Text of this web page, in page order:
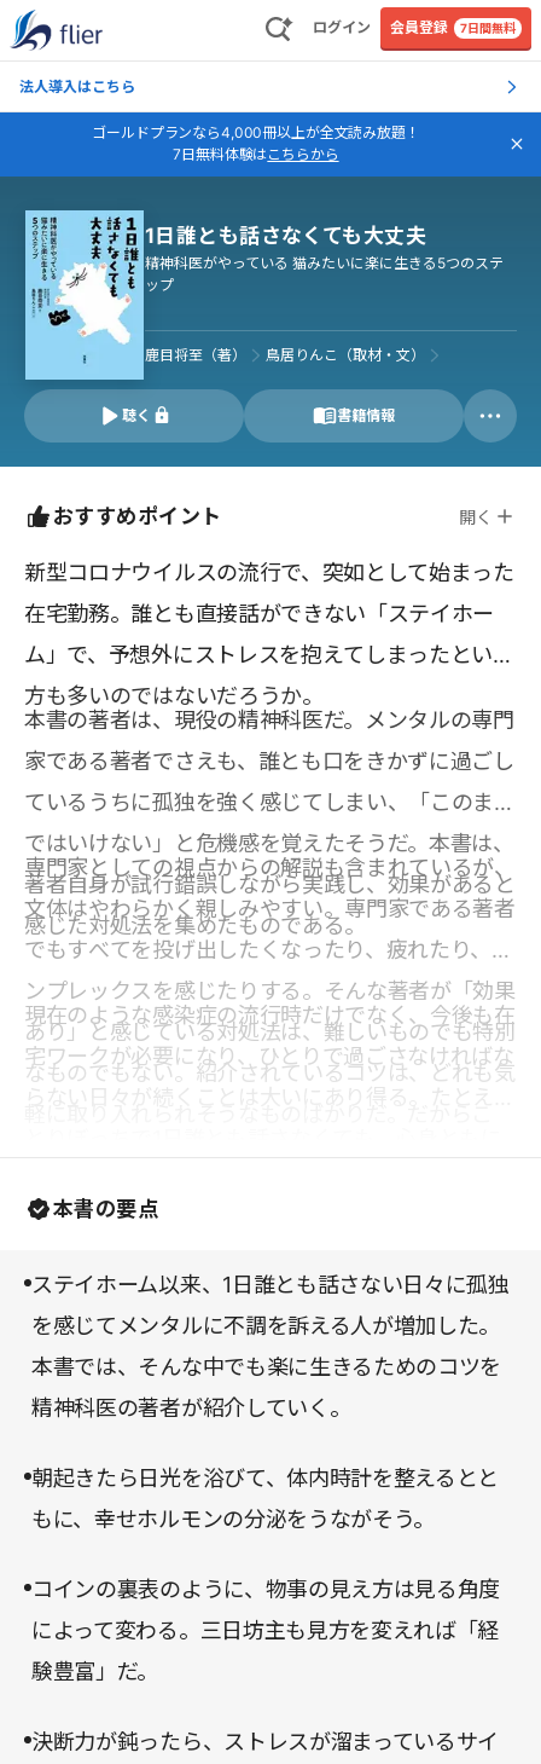
ログイン 会員登録 7日間無料
法人導入はこちら
ゴールドプランなら4,000冊以上が全文読み放題！
7日無料体験はこちらから
1日誰とも話さなくても大丈夫
精神科医がやっている 猫みたいに楽に生きる5つのステ
ップ
鹿目将至（著） 鳥居りんこ（取材・文）
聴く 書籍情報
おすすめポイント 開く
新型コロナウイルスの流行で、突如として始まった
在宅勤務。誰とも直接話ができない「ステイホー
ム」で、予想外にストレスを抱えてしまったという
方も多いのではないだろうか。
本書の著者は、現役の精神科医だ。メンタルの専門
家である著者でさえも、誰とも口をきかずに過ごし
ているうちに孤独を強く感じてしまい、「このまま
ではいけない」と危機感を覚えたそうだ。本書は、
著者自身が試行錯誤しながら実践し、効果があると
感じた対処法を集めたものである。
専門家としての視点からの解説も含まれているが、
文体はやわらかく親しみやすい。専門家である著者
でもすべてを投げ出したくなったり、疲れたり、コ
ンプレックスを感じたりする。そんな著者が「効果
あり」と感じている対処法は、難しいものでも特別
なものでもない。紹介されているコツは、どれも気
そ、忙しい日常にもすぐに始めることができるだろ
うと思わせてくれる。
現在のような感染症の流行時だけでなく、今後も在
宅ワークが必要になり、ひとりで過ごさなければな
らない日々が続くことは大いにあり得る。たとえひ
「楽に生きるコツ」は心を落ち着けるヒントをくれ
な状況であっても、肩の力を抜いて穏やかに生きて
いける、そんな明るい気持ちにさせてくれる一冊
本書の要点
ステイホーム以来、1日誰とも話さない日々に孤独
を感じてメンタルに不調を訴える人が増加した。
本書では、そんな中でも楽に生きるためのコツを
精神科医の著者が紹介していく。
朝起きたら日光を浴びて、体内時計を整えるとと
もに、幸せホルモンの分泌をうながそう。
コインの裏表のように、物事の見え方は見る角度
によって変わる。三日坊主も見方を変えれば「経
験豊富」だ。
決断力が鈍ったら、ストレスが溜まっているサイ